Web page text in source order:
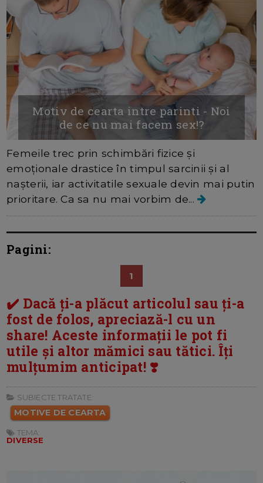
Motiv de cearta intre parinti - Noi
de ce nu mai facem sex!?
Femeile trec prin schimbări fizice și
emoționale drastice în timpul sarcinii și al
nașterii, iar activitatile sexuale devin mai putin
prioritare. Ca sa nu mai vorbim de...
Pagini:
1
✔️ Dacă ți-a plăcut articolul sau ți-a
fost de folos, apreciază-l cu un
share! Aceste informații le pot fi
utile și altor mămici sau tătici. Îți
mulțumim anticipat! ❣️
SUBIECTE TRATATE:
MOTIVE DE CEARTA
TEMA:
DIVERSE